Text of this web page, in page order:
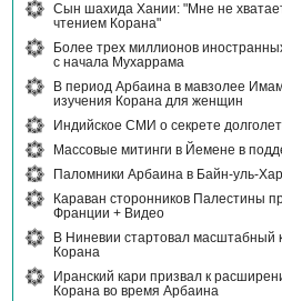
Сын шахида Хании: "Мне не
чтением Корана"
Более трех миллионов
с начала Мухаррама
В период Арбаина в мавзолее
изучения Корана для женщин
Индийское СМИ о секрете
Массовые митинги в Йемене в
Паломники Арбаина в Байн-уль-
Караван сторонников Палестины
Франции + Видео
В Ниневии стартовал масштабный
Корана
Иранский кари призвал к
Корана во время Арбаина